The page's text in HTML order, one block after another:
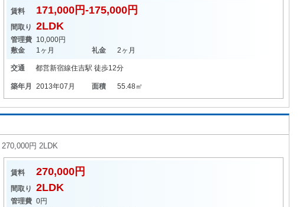
賃料 171,000円-175,000円
間取り 2LDK
管理費 10,000円
敷金
1ヶ月 礼金 2ヶ月
交通 都営新宿線住吉駅 徒歩12分
築年月 2013年07月 面積 55.48㎡
円 2LDK
賃料 270,000円
間取り 2LDK
管理費 0円